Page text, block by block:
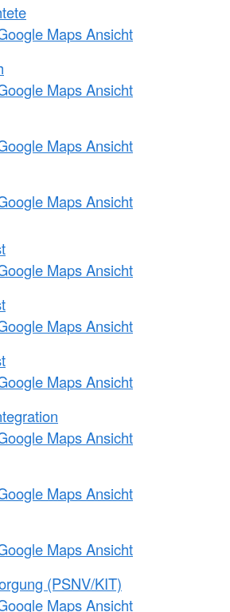
Maps Ansicht
Maps Ansicht
Maps Ansicht
Maps Ansicht
Maps Ansicht
Maps Ansicht
Maps Ansicht
Maps Ansicht
Maps Ansicht
Maps Ansicht
(PSNV/KIT)
Maps Ansicht